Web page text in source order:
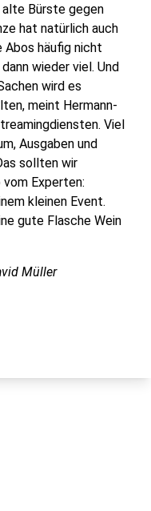
alte Bürste gegen
hat natürlich auch
Abos häufig nicht
wieder viel. Und
wird es
meint Hermann-
Viel
Ausgaben und
sollten wir
Experten:
kleinen Event.
gute Flasche Wein
Müller